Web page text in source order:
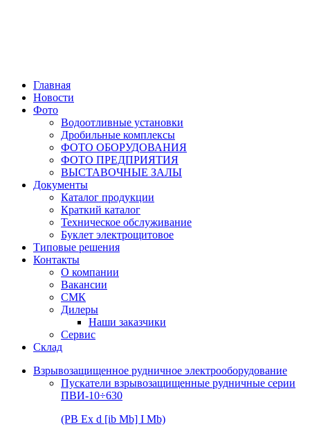
Главная
Новости
Фото
Водоотливные установки
Дробильные комплексы
ФОТО ОБОРУДОВАНИЯ
ФОТО ПРЕДПРИЯТИЯ
ВЫСТАВОЧНЫЕ ЗАЛЫ
Документы
Каталог продукции
Краткий каталог
Техническое обслуживание
Буклет электрощитовое
Типовые решения
Контакты
О компании
Вакансии
СМК
Дилеры
Наши заказчики
Сервис
Склад
Взрывозащищенное рудничное электрооборудование
Пускатели взрывозащищенные рудничные серии
ПВИ-10÷630
(РВ Ex d [ib Mb] I Mb)